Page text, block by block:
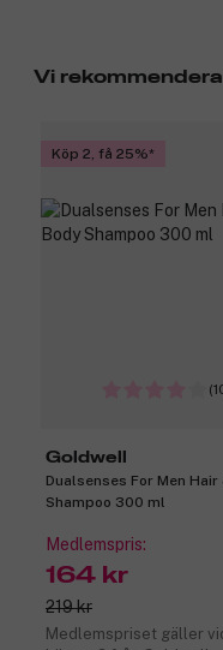
Vi
Köp 2, få 25%
Goldwell
Dualsenses For Men Hair
Shampoo 300 ml
Medlemspris:
164 kr
219 kr
Medlemspriset gäller